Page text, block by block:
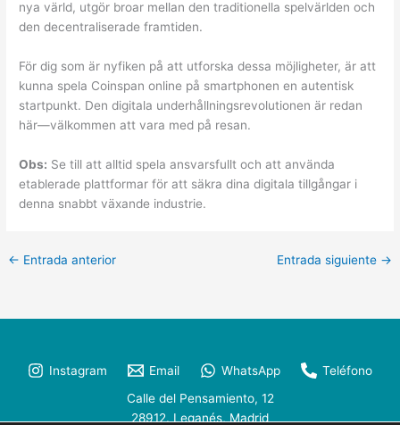
nya värld, utgör broar mellan den traditionella spelvärlden och
den decentraliserade framtiden.
För dig som är nyfiken på att utforska dessa möjligheter, är att
kunna spela Coinspan online på smartphonen en autentisk
startpunkt. Den digitala underhållningsrevolutionen är redan
här—välkommen att vara med på resan.
Obs: Se till att alltid spela ansvarsfullt och att använda
etablerade plattformar för att säkra dina digitala tillgångar i
denna snabbt växande industrie.
← Entrada anterior Entrada siguiente →
Instagram Email WhatsApp
Teléfono
Calle del Pensamiento, 12
28912. Leganés, Madrid